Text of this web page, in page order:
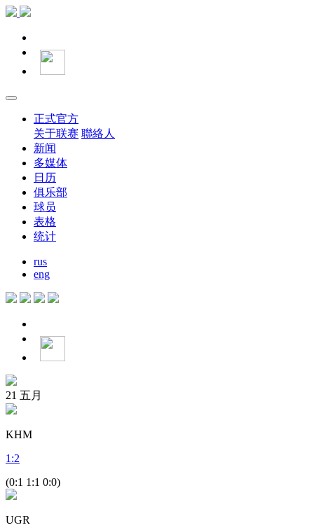
正式官方
关于联赛 聯絡人
新闻
多媒体
日历
俱乐部
球员
表格
统计
rus
eng
21 五月
KHM
1 :2
(0:1 1:1 0:0)
UGR